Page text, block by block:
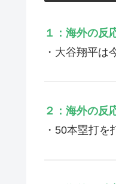
１：海外の反
・大谷翔平は
２：海外の反
・50本塁打を